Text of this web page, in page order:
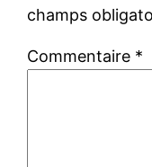
champs
Commentaire *